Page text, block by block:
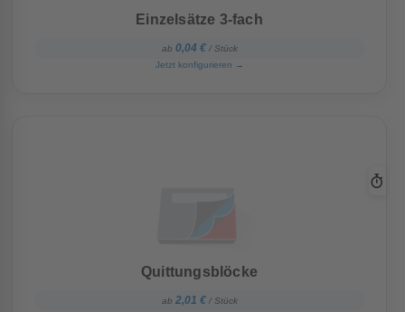
Einzelsätze 3-fach
ab 0,04 €/ Stück
Jetzt konfigurieren →
Quittungsblöcke
ab 2,01 €/ Stück